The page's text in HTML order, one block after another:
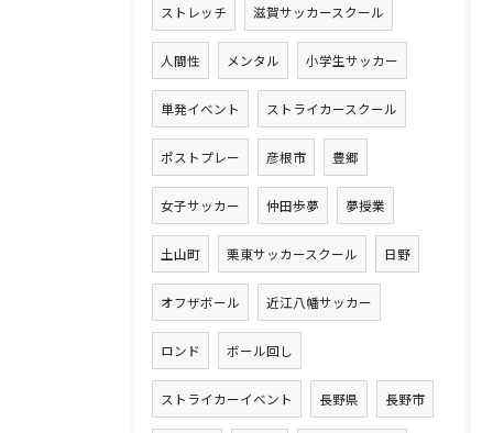
ストレッチ 滋賀サッカースクール
人間性 メンタル 小学生サッカー
単発イベント ストライカースクール
ポストプレー 彦根市 豊郷
女子サッカー 仲田歩夢 夢授業
土山町 栗東サッカースクール 日野
オフザボール 近江八幡サッカー
ロンド ボール回し
ストライカーイベント 長野県 長野市